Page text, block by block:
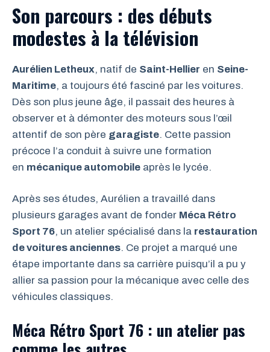
Son parcours : des débuts
modestes à la télévision
Aurélien Letheux, natif de Saint-Hellier en Seine-
Maritime, a toujours été fasciné par les voitures.
Dès son plus jeune âge, il passait des heures à
observer et à démonter des moteurs sous l’œil
attentif de son père garagiste. Cette passion
précoce l’a conduit à suivre une formation
en mécanique automobile après le lycée.
Après ses études, Aurélien a travaillé dans
plusieurs garages avant de fonder Méca Rétro
Sport 76, un atelier spécialisé dans la restauration
de voitures anciennes. Ce projet a marqué une
étape importante dans sa carrière puisqu’il a pu y
allier sa passion pour la mécanique avec celle des
véhicules classiques.
Méca Rétro Sport 76 : un atelier pas